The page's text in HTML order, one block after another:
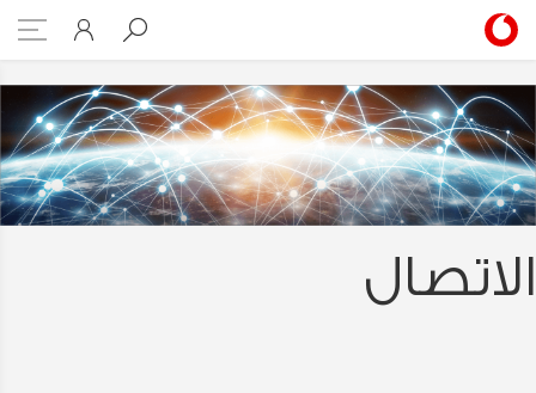
Connectivity
الاتصال